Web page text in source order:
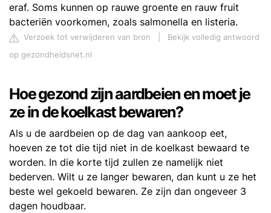
eraf. Soms kunnen op rauwe groente en rauw fruit
bacteriën voorkomen, zoals salmonella en listeria.
Verzoek tot verwijderen van bron
Bekijk volledig antwoord
op gezondheidsnet.nl
Hoe gezond zijn aardbeien en moet je
ze in de koelkast bewaren?
Als u de aardbeien op de dag van aankoop eet,
hoeven ze tot die tijd niet in de koelkast bewaard te
worden. In die korte tijd zullen ze namelijk niet
bederven. Wilt u ze langer bewaren, dan kunt u ze het
beste wel gekoeld bewaren. Ze zijn dan ongeveer 3
dagen houdbaar.